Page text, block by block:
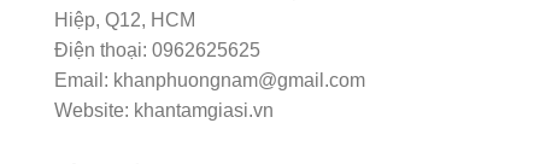
Hiệp, Q12, HCM
Điện thoại: 0962625625
Email: khanphuongnam@gmail.com
Website: khantamgiasi.vn